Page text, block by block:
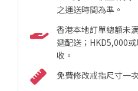
之運送時間為準。
香港本地訂單總額未
遞配送；HKD5,000
收。
免費修改戒指尺寸一